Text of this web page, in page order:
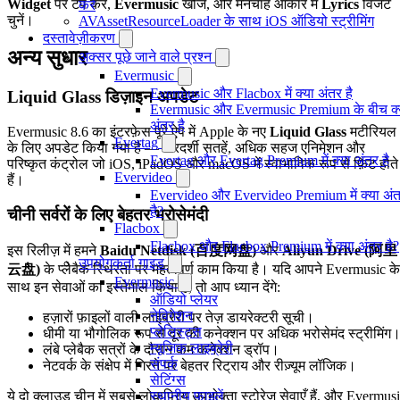
करें
AVAssetResourceLoader के साथ iOS ऑडियो स्ट्रीमिंग
दस्तावेज़ीकरण
अक्सर पूछे जाने वाले प्रश्न
Evermusic
Evermusic और Flacbox में क्या अंतर है
Evermusic और Evermusic Premium के बीच
अंतर है
Evertag
Evertag और Evertag Premium में क्या अंतर है
Evervideo
Evervideo और Evervideo Premium में क्या
है?
Flacbox
Flacbox और Flacbox Premium में क्या अंतर है?
उपयोगकर्ता गाइड
Evermusic
ऑडियो प्लेयर
नेविगेशन
प्लेलिस्ट्स
म्यूजिक लाइब्रेरी
संपर्क
सेटिंग्स
स्थानीय फाइलें
Widgetपर टैप करें, Evermusicखोजें, और मनचाहे आकार मेंLyricsविजेट
चुनें।
अन्य सुधार
Liquid Glass डिज़ाइन अपडेट
Evermusic 8.6 का इंटरफ़ेस पूरे ऐप में Apple के नए Liquid Glassमटीरियल
के लिए अपडेट किया गया है — पारदर्शी सतहें, अधिक सहज एनिमेशन और
परिष्कृत कंट्रोल जो iOS, iPadOS और macOS में स्वाभाविक रूप से फ़िट होते
हैं।
चीनी सर्वरों के लिए बेहतर भरोसेमंदी
इस रिलीज़ में हमनेBaidu Netdisk (百度网盘)औरAliyun Drive (阿里
云盘)के प्लेबैक स्थिरता पर महत्वपूर्ण काम किया है। यदि आपने Evermusic के
साथ इन सेवाओं का इस्तेमाल किया है, तो आप ध्यान देंगे:
हज़ारों फ़ाइलों वाली लाइब्रेरी पर तेज़ डायरेक्टरी सूची।
धीमी या भौगोलिक रूप से दूर की कनेक्शन पर अधिक भरोसेमंद स्ट्रीमिंग।
लंबे प्लेबैक सत्रों के दौरान कम कनेक्शन ड्रॉप।
नेटवर्क के संक्षेप में गिरने पर बेहतर रिट्राय और रीज़्यूम लॉजिक।
ये दो क्लाउड चीन में सबसे लोकप्रिय उपभोक्ता स्टोरेज सेवाएँ हैं, और